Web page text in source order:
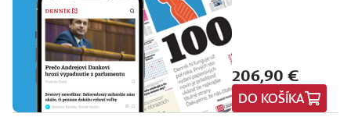
206,90 €
DO KOŠÍKA